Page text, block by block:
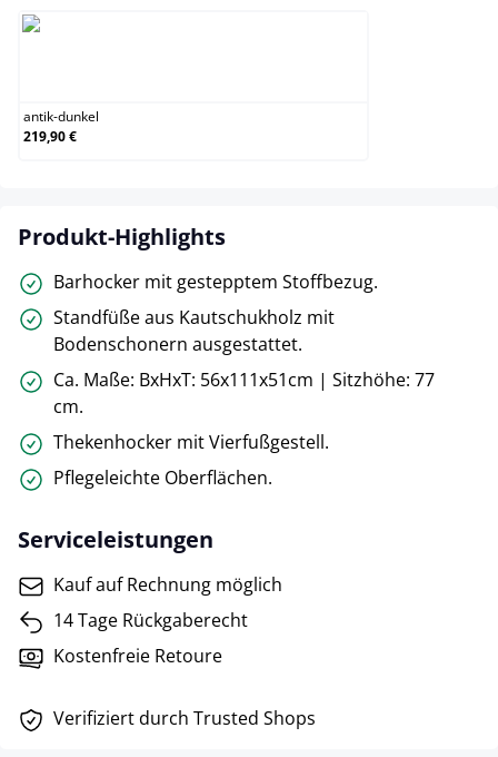
antik-dunkel
219,90 €
Produkt-Highlights
Barhocker mit gestepptem Stoffbezug.
Standfüße aus Kautschukholz mit
Bodenschonern ausgestattet.
Ca. Maße: BxHxT: 56x111x51cm | Sitzhöhe: 77
cm.
Thekenhocker mit Vierfußgestell.
Pflegeleichte Oberflächen.
Serviceleistungen
Kauf auf Rechnung möglich
14 Tage Rückgaberecht
Kostenfreie Retoure
Verifiziert durch Trusted Shops